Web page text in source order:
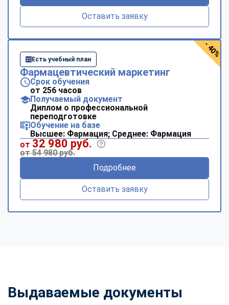
Оставить заявку
Есть учебный план
Фармацевтический маркетинг
Срок обучения
от 256 часов
Получаемый документ
Диплом о профессиональной
переподготовке
Обучение на базе
Высшее: Фармация; Среднее: Фармация
от 32 980 руб.
от 54 980 руб.
Подробнее
Оставить заявку
- 40%
Выдаваемые документы